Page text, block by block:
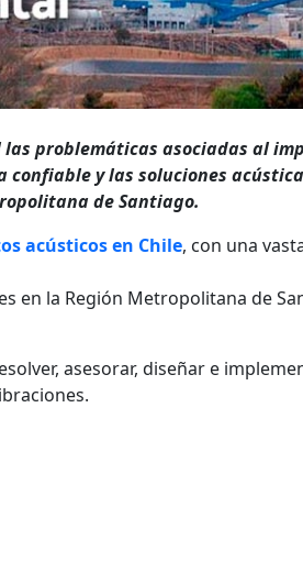
problemáticas asociadas al
y las soluciones
de Santiago.
acústicos en Chile, con una
en la Región Metropolitana de
asesorar, diseñar e